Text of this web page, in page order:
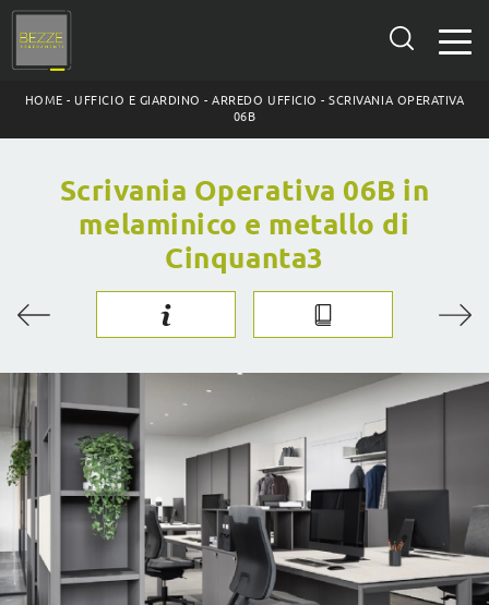
HOME - UFFICIO E GIARDINO -ARREDO UFFICIO -SCRIVANIA OPERATIVA
06B
Scrivania Operativa 06B in
melaminico e metallo di
Cinquanta3